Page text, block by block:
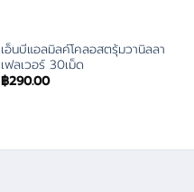
เอ็นบีแอลมิลค์โคลอสตรุ้มวานิลลา
เฟลเวอร์ 30เม็ด
฿290.00